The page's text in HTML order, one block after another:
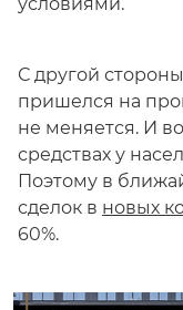
С другой
пришелся на
не меняется. И
средствах у
Поэтому в
сделок в новых
60%.